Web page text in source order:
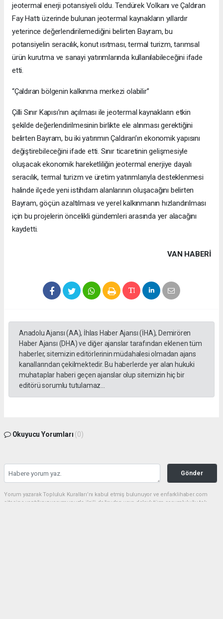
jeotermal enerji potansiyeli oldu. Tendürek Volkanı ve Çaldıran
Fay Hattı üzerinde bulunan jeotermal kaynakların yıllardır
yeterince değerlendirilemediğini belirten Bayram, bu
potansiyelin seracılık, konut ısıtması, termal turizm, tarımsal
ürün kurutma ve sanayi yatırımlarında kullanılabileceğini ifade
etti.
“Çaldıran bölgenin kalkınma merkezi olabilir”
Çilli Sınır Kapısı’nın açılması ile jeotermal kaynakların etkin
şekilde değerlendirilmesinin birlikte ele alınması gerektiğini
belirten Bayram, bu iki yatırımın Çaldıran’ın ekonomik yapısını
değiştirebileceğini ifade etti. Sınır ticaretinin gelişmesiyle
oluşacak ekonomik hareketliliğin jeotermal enerjiye dayalı
seracılık, termal turizm ve üretim yatırımlarıyla desteklenmesi
halinde ilçede yeni istihdam alanlarının oluşacağını belirten
Bayram, göçün azaltılması ve yerel kalkınmanın hızlandırılması
için bu projelerin öncelikli gündemleri arasında yer alacağını
kaydetti.
VAN HABERİ
Anadolu Ajansı (AA), İhlas Haber Ajansı (İHA), Demirören
Haber Ajansı (DHA) ve diğer ajanslar tarafından eklenen tüm
haberler, sitemizin editörlerinin müdahalesi olmadan ajans
kanallarından çekilmektedir. Bu haberlerde yer alan hukuki
muhataplar haberi geçen ajanslar olup sitemizin hiç bir
editörü sorumlu tutulamaz...
Okuyucu Yorumları (0)
Gönder
Yorum yazarak Topluluk Kuralları’nı kabul etmiş bulunuyor ve enfarklihaber.com
sitesine yaptığınız yorumunuzla ilgili doğrudan veya dolaylı tüm sorumluluğu tek